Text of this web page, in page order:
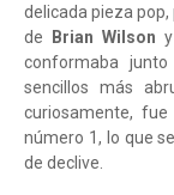
delicada pieza
de
Brian Wilson
conformaba
sencillos más
curiosamente,
número 1, lo que
de declive.